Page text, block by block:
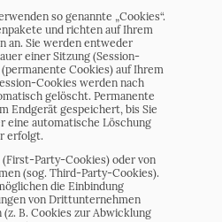
so genannte „Cookies“.
und richten auf Ihrem
an. Sie werden entweder
einer Sitzung (Session-
Cookies) auf Ihrem
Cookies werden nach
gelöscht. Permanente
Endgerät gespeichert, bis Sie
eine automatische Löschung
erfolgt.
(First-Party-Cookies) oder von
(sog. Third-Party-Cookies).
die Einbindung
von Drittunternehmen
B. Cookies zur Abwicklung